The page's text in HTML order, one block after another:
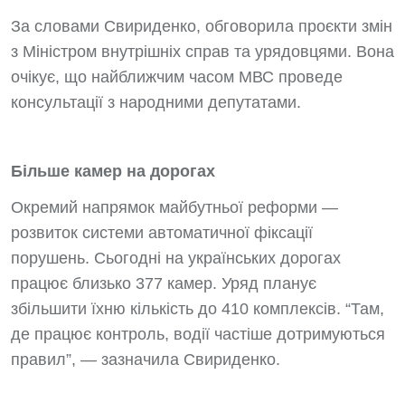
За словами Свириденко, обговорила проєкти змін
з Міністром внутрішніх справ та урядовцями. Вона
очікує, що найближчим часом МВС проведе
консультації з народними депутатами.
Більше камер на дорогах
Окремий напрямок майбутньої реформи —
розвиток системи автоматичної фіксації
порушень. Сьогодні на українських дорогах
працює близько 377 камер. Уряд планує
збільшити їхню кількість до 410 комплексів. “Там,
де працює контроль, водії частіше дотримуються
правил”, — зазначила Свириденко.